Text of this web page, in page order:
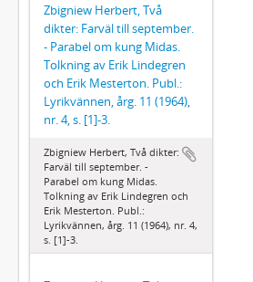
Zbigniew Herbert, Två
dikter: Farväl till september.
- Parabel om kung Midas.
Tolkning av Erik Lindegren
och Erik Mesterton. Publ.:
Lyrikvännen, årg. 11 (1964),
nr. 4, s. [1]-3.
Zbigniew Herbert, Två dikter:
Farväl till september. -
Parabel om kung Midas.
Tolkning av Erik Lindegren och
Erik Mesterton. Publ.:
Lyrikvännen, årg. 11 (1964), nr. 4,
s. [1]-3.